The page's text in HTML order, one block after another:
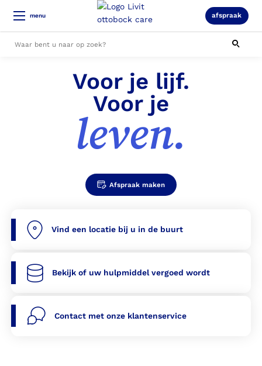
menu afspraak
Voor je lijf.
Voor je
leven.
Afspraak maken
Vind een locatie bij u in de buurt
Bekijk of uw hulpmiddel vergoed wordt
Contact met onze klantenservice